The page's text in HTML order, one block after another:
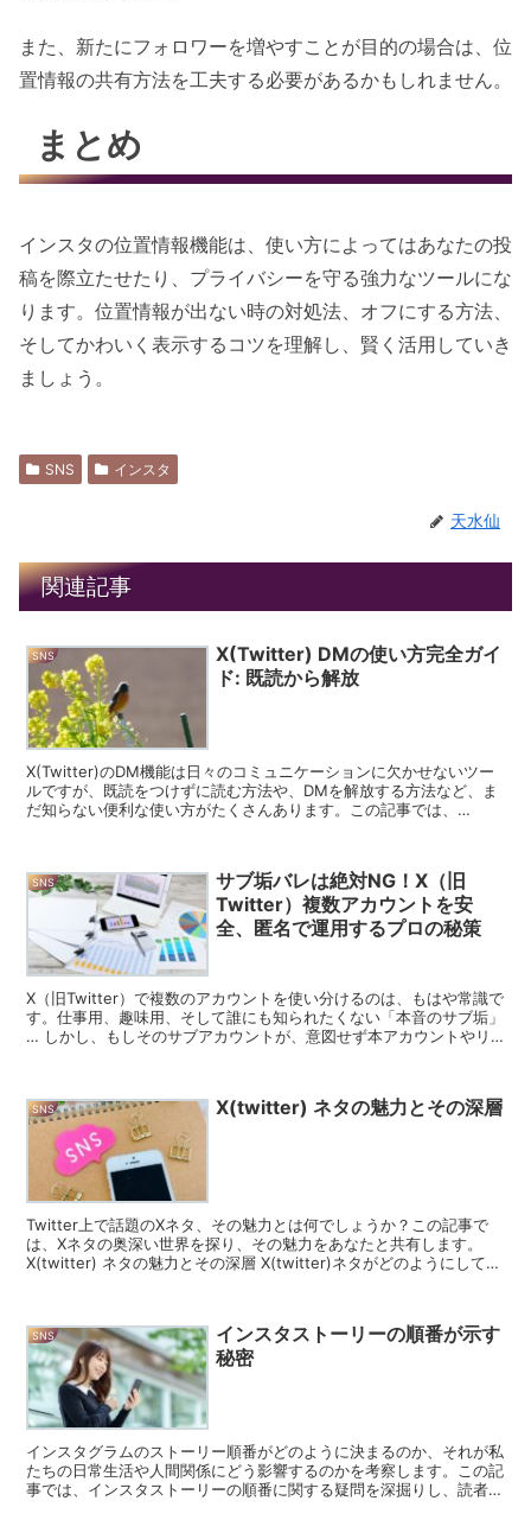
また、新たにフォロワーを増やすことが目的の場合は、位
置情報の共有方法を工夫する必要があるかもしれません。
まとめ
インスタの位置情報機能は、使い方によってはあなたの投
稿を際立たせたり、プライバシーを守る強力なツールにな
ります。位置情報が出ない時の対処法、オフにする方法、
そしてかわいく表示するコツを理解し、賢く活用していき
ましょう。
SNS インスタ
天水仙
関連記事
SNS
X(Twitter) DMの使い方完全ガイ
ド: 既読から解放
X(Twitter)のDM機能は日々のコミュニケーションに欠かせないツー
ルですが、既読をつけずに読む方法や、DMを解放する方法など、ま
だ知らない便利な使い方がたくさんあります。この記事では、
SNS
サブ垢バレは絶対NG！X（旧
Twitter）複数アカウントを安
全、匿名で運用するプロの秘策
X（旧Twitter）で複数のアカウントを使い分けるのは、もはや常識で
す。仕事用、趣味用、そして誰にも知られたくない「本音のサブ垢」
… しかし、もしそのサブアカウントが、意図せず本アカウントやリ
SNS X(twitter) ネタの魅力とその深層
Twitter上で話題のXネタ、その魅力とは何でしょうか？この記事で
は、Xネタの奥深い世界を探り、その魅力をあなたと共有します。
X(twitter) ネタの魅力とその深層 X(twitter)ネタがどのようにして生
SNS
インスタストーリーの順番が示す
秘密
インスタグラムのストーリー順番がどのように決まるのか、それが私
たちの日常生活や人間関係にどう影響するのかを考察します。この記
事では、インスタストーリーの順番に関する疑問を深掘りし、読者の